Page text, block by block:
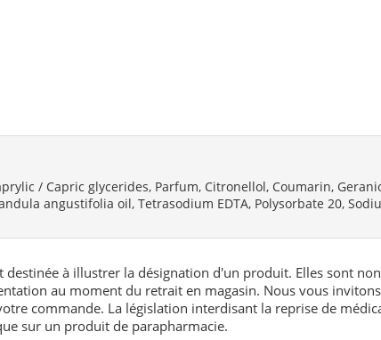
/ Capric glycerides, Parfum, Citronellol, Coumarin,
angustifolia oil, Tetrasodium EDTA, Polysorbate 20,
à illustrer la désignation d'un produit. Elles sont non
au moment du retrait en magasin. Nous vous
commande. La législation interdisant la reprise de
sur un produit de parapharmacie.